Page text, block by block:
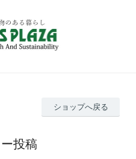
ショップへ戻る
投稿